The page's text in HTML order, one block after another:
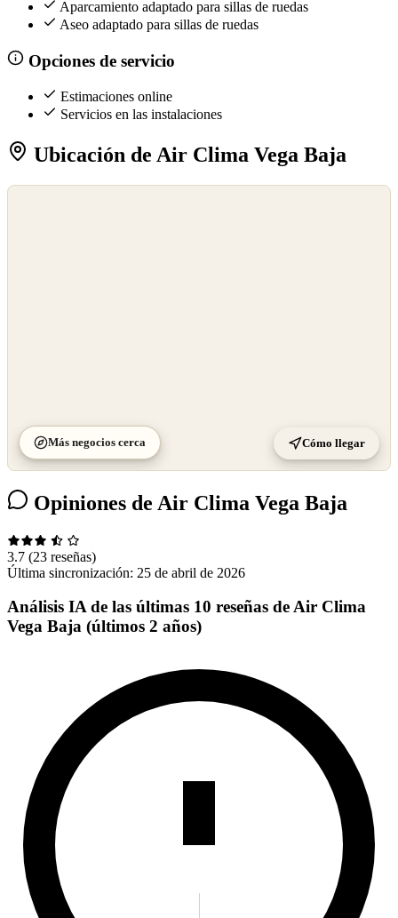
Aparcamiento adaptado para sillas de ruedas
Aseo adaptado para sillas de ruedas
Opciones de servicio
Estimaciones online
Servicios en las instalaciones
Ubicación de Air Clima Vega Baja
Más negocios cerca Cómo llegar
Opiniones de Air Clima Vega Baja
3.7 (23 reseñas)
Última sincronización: 25 de abril de 2026
Análisis IA de las últimas 10 reseñas de Air Clima
Vega Baja (últimos 2 años)